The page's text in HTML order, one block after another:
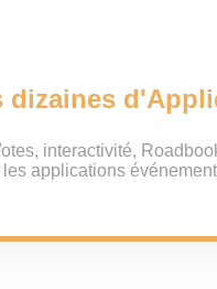
dizaines
interactivité,
applications